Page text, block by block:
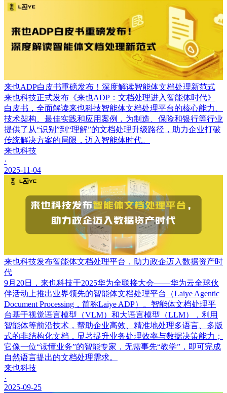
来也ADP白皮书重磅发布！深度解读智能体文档处理新范式
来也科技正式发布《来也ADP：文档处理进入智能体时代》
白皮书，全面解读来也科技智能体文档处理平台的核心能力、
技术架构、最佳实践和应用案例，为制造、保险和银行等行业
提供了从“识别”到“理解”的文档处理升级路径，助力企业打破
传统解决方案的局限，迈入智能体时代。
来也科技
·
2025-11-04
来也科技发布智能体文档处理平台，助力政企迈入数据资产时
代
9月20日，来也科技于2025华为全联接大会——华为云全球伙
伴活动上推出业界领先的智能体文档处理平台（Laiye Agentic
Document Processing，简称Laiye ADP）。智能体文档处理平
台基于视觉语言模型（VLM）和大语言模型（LLM），利用
智能体等前沿技术，帮助企业高效、精准地处理多语言、多版
式的非结构化文档，显著提升业务处理效率与数据决策能力；
它像一位“读懂业务”的智能专家，无需事先“教学”，即可完成
自然语言提出的文档处理需求。
来也科技
·
2025-09-25